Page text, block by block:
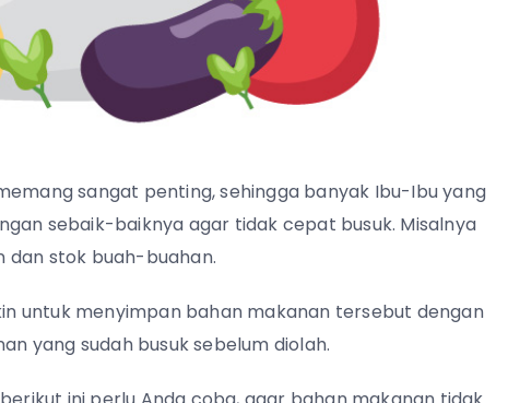
sangat penting, sehingga banyak Ibu-Ibu yang
sebaik-baiknya agar tidak cepat busuk. Misalnya
dan stok buah-buahan.
untuk menyimpan bahan makanan tersebut dengan
yang sudah busuk sebelum diolah.